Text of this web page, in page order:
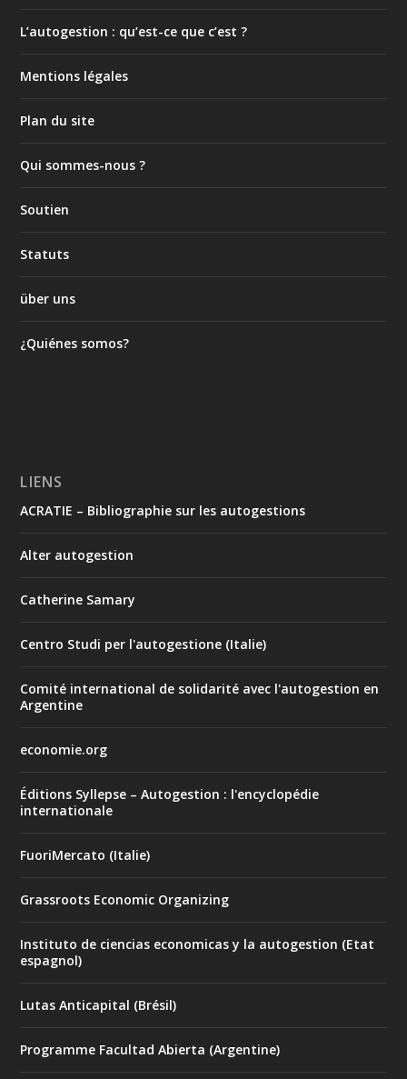
L’autogestion : qu’est-ce que c’est ?
Mentions légales
Plan du site
Qui sommes-nous ?
Soutien
Statuts
über uns
¿Quiénes somos?
LIENS
ACRATIE – Bibliographie sur les autogestions
Alter autogestion
Catherine Samary
Centro Studi per l'autogestione (Italie)
Comité international de solidarité avec l'autogestion en
Argentine
economie.org
Éditions Syllepse – Autogestion : l'encyclopédie
internationale
FuoriMercato (Italie)
Grassroots Economic Organizing
Instituto de ciencias economicas y la autogestion (Etat
espagnol)
Lutas Anticapital (Brésil)
Programme Facultad Abierta (Argentine)